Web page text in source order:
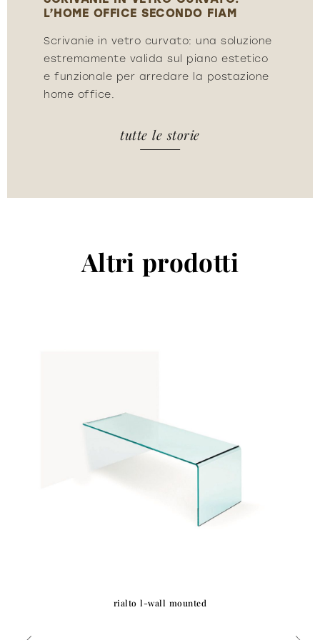
L’HOME OFFICE SECONDO FIAM
Scrivanie in vetro curvato: una soluzione
estremamente valida sul piano estetico
e funzionale per arredare la postazione
home office.
tutte le storie
Altri prodotti
rialto l-wall mounted